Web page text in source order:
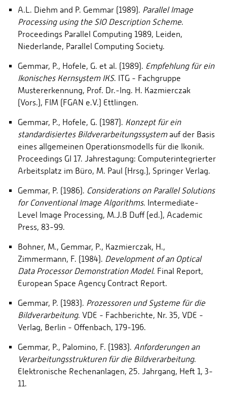
A.L. Diehm and P. Gemmar (1989). Parallel Image
Processing using the SIO Description Scheme.
Proceedings Parallel Computing 1989, Leiden,
Niederlande, Parallel Computing Society.
Gemmar, P., Hofele, G. et al. (1989). Empfehlung für ein
Ikonisches Kernsystem IKS. ITG - Fachgruppe
Mustererkennung, Prof. Dr.-Ing. H. Kazmierczak
(Vors.), FIM (FGAN e.V.) Ettlingen.
Gemmar, P., Hofele, G. (1987). Konzept für ein
standardisiertes Bildverarbeitungssystemauf der Basis
eines allgemeinen Operationsmodells für die Ikonik.
Proceedings GI 17. Jahrestagung: Computerintegrierter
Arbeitsplatz im Büro, M. Paul (Hrsg.), Springer Verlag.
Gemmar, P. (1986). Considerations on Parallel Solutions
for Conventional Image Algorithms. Intermediate-
Level Image Processing, M.J.B Duff (ed.), Academic
Press, 83-99.
Bohner, M., Gemmar, P., Kazmierczak, H.,
Zimmermann, F. (1984). Development of an Optical
Data Processor Demonstration Model. Final Report,
European Space Agency Contract Report.
Gemmar, P. (1983). Prozessoren und Systeme für die
Bildverarbeitung. VDE - Fachberichte, Nr. 35, VDE -
Verlag, Berlin - Offenbach, 179-196.
Gemmar, P., Palomino, F. (1983). Anforderungen an
Verarbeitungsstrukturen für die Bildverarbeitung.
Elektronische Rechenanlagen, 25. Jahrgang, Heft 1, 3-
11.